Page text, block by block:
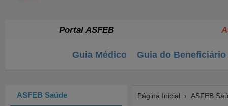
Portal ASFEB
Guia Médico Guia do Beneficiário
ASFEB Saúde Página Inicial › ASFEB